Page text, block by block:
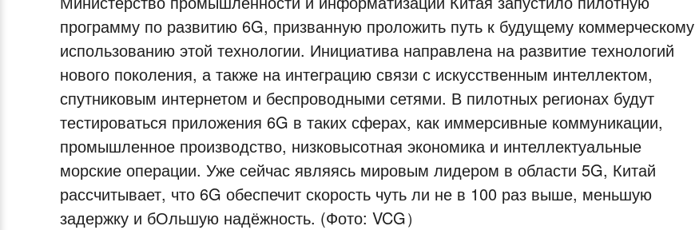
программу по развитию 6G, призванную проложить путь к будущему коммерческому
использованию этой технологии. Инициатива направлена на развитие технологий
нового поколения, а также на интеграцию связи с искусственным интеллектом,
спутниковым интернетом и беспроводными сетями. В пилотных регионах будут
тестироваться приложения 6G в таких сферах, как иммерсивные коммуникации,
промышленное производство, низковысотная экономика и интеллектуальные
морские операции. Уже сейчас являясь мировым лидером в области 5G, Китай
рассчитывает, что 6G обеспечит скорость чуть ли не в 100 раз выше, меньшую
задержку и бОльшую надёжность. (Фото: VCG）